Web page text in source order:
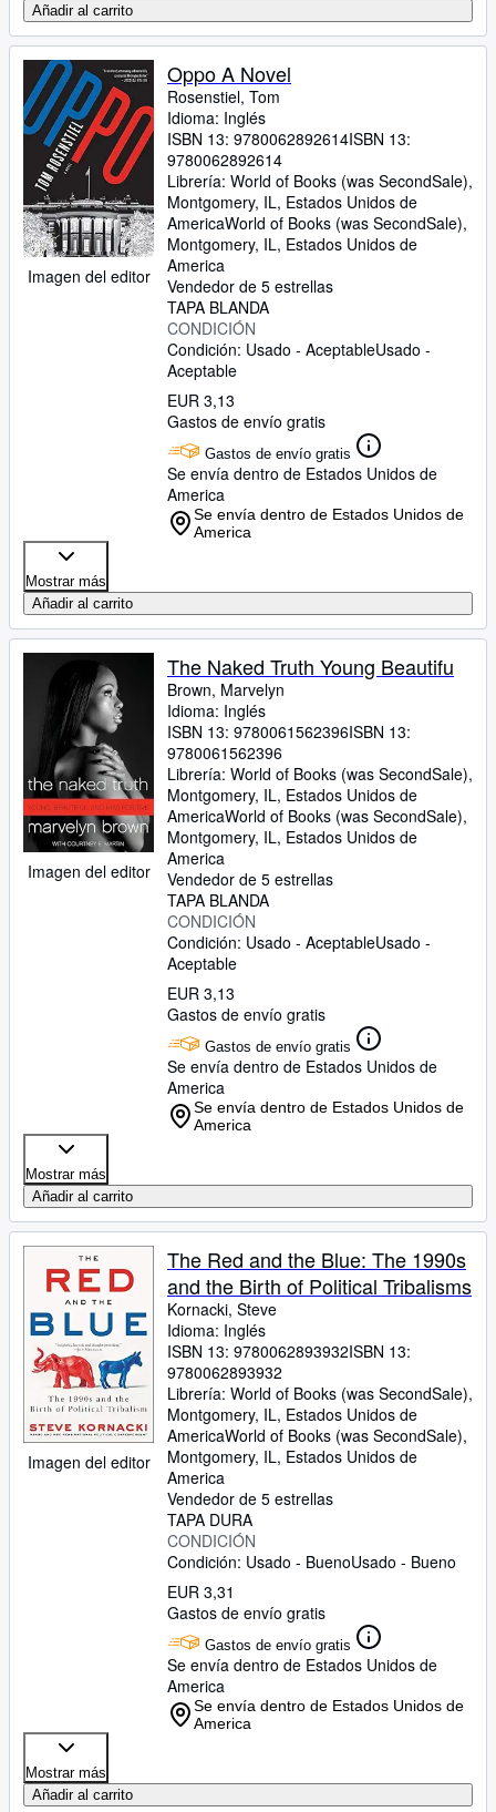
Añadir al carrito
Imagen del editor
Oppo A Novel
Rosenstiel, Tom
Idioma: Inglés
ISBN 13: 9780062892614ISBN 13:
9780062892614
Librería: World of Books (was SecondSale),
Montgomery, IL, Estados Unidos de
AmericaWorld of Books (was SecondSale),
Montgomery, IL, Estados Unidos de
America
Vendedor de 5 estrellas
TAPA BLANDA
CONDICIÓN
Condición: Usado - AceptableUsado -
Aceptable
EUR 3,13
Gastos de envío gratis
Gastos de envío gratis
Se envía dentro de Estados Unidos de
America
Se envía dentro de Estados Unidos de
America
Mostrar más
Añadir al carrito
Imagen del editor
The Naked Truth Young Beautifu
Brown, Marvelyn
Idioma: Inglés
ISBN 13: 9780061562396ISBN 13:
9780061562396
Librería: World of Books (was SecondSale),
Montgomery, IL, Estados Unidos de
AmericaWorld of Books (was SecondSale),
Montgomery, IL, Estados Unidos de
America
Vendedor de 5 estrellas
TAPA BLANDA
CONDICIÓN
Condición: Usado - AceptableUsado -
Aceptable
EUR 3,13
Gastos de envío gratis
Gastos de envío gratis
Se envía dentro de Estados Unidos de
America
Se envía dentro de Estados Unidos de
America
Mostrar más
Añadir al carrito
Imagen del editor
The Red and the Blue: The 1990s
and the Birth of Political Tribalisms
Kornacki, Steve
Idioma: Inglés
ISBN 13: 9780062893932ISBN 13:
9780062893932
Librería: World of Books (was SecondSale),
Montgomery, IL, Estados Unidos de
AmericaWorld of Books (was SecondSale),
Montgomery, IL, Estados Unidos de
America
Vendedor de 5 estrellas
TAPA DURA
CONDICIÓN
Condición: Usado - BuenoUsado - Bueno
EUR 3,31
Gastos de envío gratis
Gastos de envío gratis
Se envía dentro de Estados Unidos de
America
Se envía dentro de Estados Unidos de
America
Mostrar más
Añadir al carrito